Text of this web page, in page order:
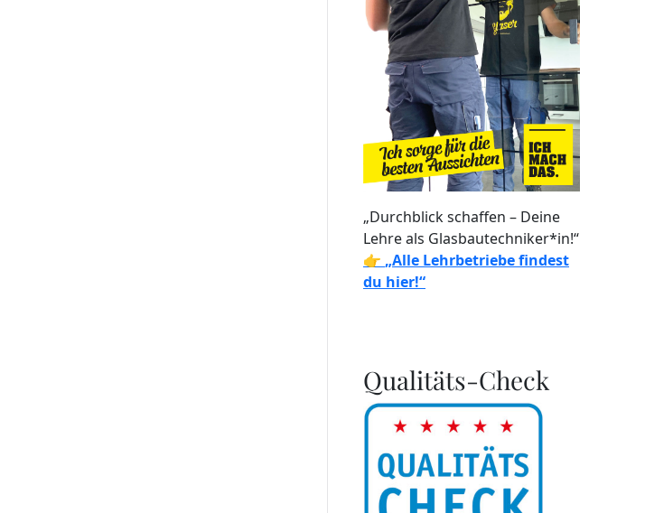
„Durchblick schaffen – Deine
Lehre als Glasbautechniker*in!“
👉 „Alle Lehrbetriebe findest
du hier!“
Qualitäts-Check